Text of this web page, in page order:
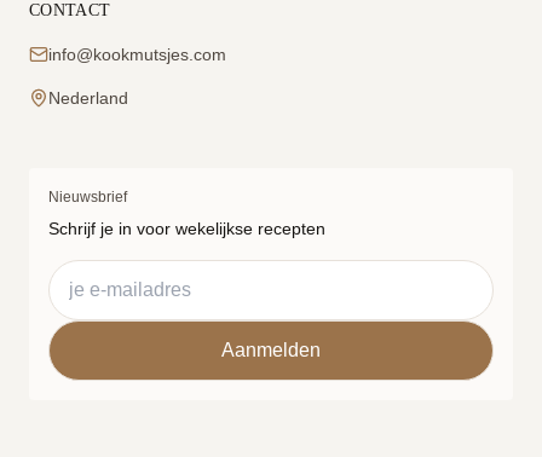
CONTACT
info@kookmutsjes.com
Nederland
Nieuwsbrief
Schrijf je in voor wekelijkse recepten